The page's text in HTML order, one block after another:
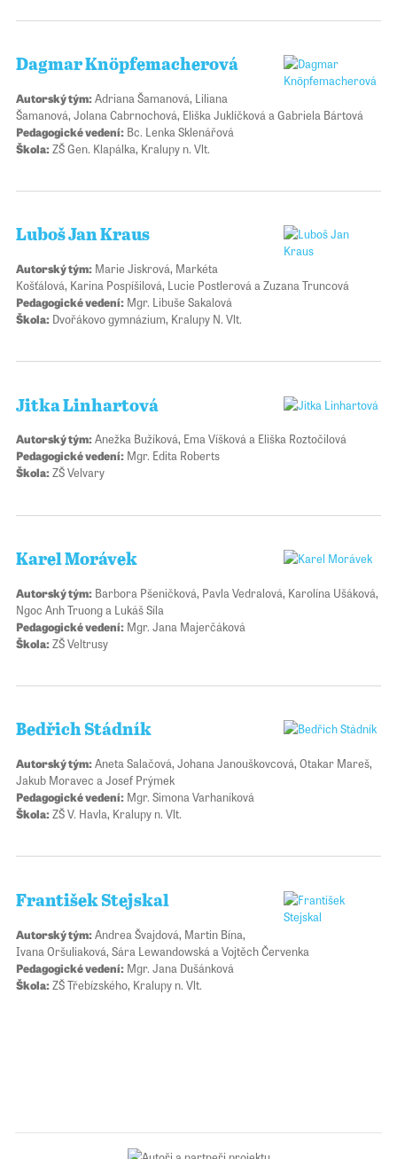
Dagmar Knöpfemacherová
Autorský tým:Adriana Šamanová, Liliana
Šamanová, Jolana Cabrnochová, Eliška Juklíčková a Gabriela Bártová
Pedagogické vedení: Bc. Lenka Sklenářová
Škola:ZŠ Gen. Klapálka, Kralupy n. Vlt.
Luboš Jan Kraus
Autorský tým: Marie Jiskrová, Markéta
Košťálová, Karina Pospíšilová, Lucie Postlerová a Zuzana Truncová
Pedagogické vedení: Mgr. Libuše Sakalová
Škola: Dvořákovo gymnázium, Kralupy N. Vlt.
Jitka Linhartová
Autorský tým:Anežka Bužíková, Ema Víšková a Eliška Roztočilová
Pedagogické vedení: Mgr. Edita Roberts
Škola:ZŠ Velvary
Karel Morávek
Autorský tým: Barbora Pšeničková, Pavla Vedralová, Karolína Ušáková,
Ngoc Anh Truong a Lukáš Síla
Pedagogické vedení: Mgr. Jana Majerčáková
Škola:ZŠ Veltrusy
Bedřich Stádník
Autorský tým:Aneta Salačová, Johana Janouškovcová, Otakar Mareš,
Jakub Moravec a Josef Prýmek
Pedagogické vedení: Mgr. Simona Varhaníková
Škola:ZŠ V. Havla, Kralupy n. Vlt.
František Stejskal
Autorský tým:Andrea Švajdová, Martin Bína,
Ivana Oršuliaková, Sára Lewandowská a Vojtěch Červenka
Pedagogické vedení: Mgr. Jana Dušánková
Škola:ZŠ Třebízského, Kralupy n. Vlt.